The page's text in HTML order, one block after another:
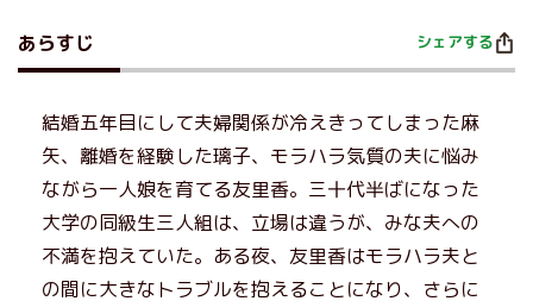
あらすじ シェアする
結婚五年目にして夫婦関係が冷えきってしまった麻
矢、離婚を経験した璃子、モラハラ気質の夫に悩み
ながら一人娘を育てる友里香。三十代半ばになった
大学の同級生三人組は、立場は違うが、みな夫への
不満を抱えていた。ある夜、友里香はモラハラ夫と
の間に大きなトラブルを抱えることになり、さらに